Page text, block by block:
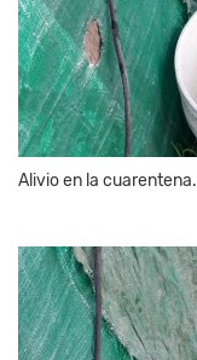
Alivio en la cuarentena.